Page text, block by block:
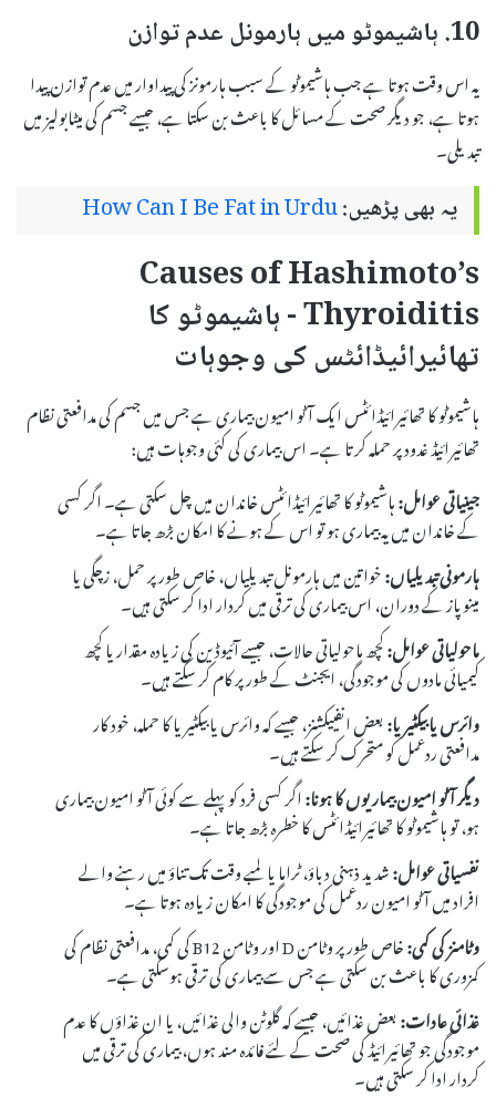
10. ہاشیموٹو میں ہارمونل عدم توازن
یہ اس وقت ہوتا ہے جب ہاشیموٹو کے سبب ہارمونز کی پیداوار میں عدم توازن پیدا
ہوتا ہے، جو دیگر صحت کے مسائل کا باعث بن سکتا ہے، جیسے جسم کی میٹابولیز میں
تبدیلی۔
یہ بھی پڑھیں:How Can I Be Fat in Urdu
Causes of Hashimoto’s
Thyroiditis - ہاشیموٹو کا
تھائیرائیڈائٹس کی وجوہات
ہاشیموٹو کا تھائیرائیڈائٹس ایک آٹو امیون بیماری ہے جس میں جسم کی مدافعتی نظام
تھائیرائیڈ غدود پر حملہ کرتا ہے۔ اس بیماری کی کئی وجوہات ہیں:
جینیاتی عوامل:ہاشیموٹو کا تھائیرائیڈائٹس خاندان میں چل سکتی ہے۔ اگر کسی
کے خاندان میں یہ بیماری ہو تو اس کے ہونے کا امکان بڑھ جاتا ہے۔
ہارمونی تبدیلیاں:خواتین میں ہارمونل تبدیلیاں، خاص طور پر حمل، زچگی یا
مینوپاز کے دوران، اس بیماری کی ترقی میں کردار ادا کر سکتی ہیں۔
ماحولیاتی عوامل:کچھ ماحولیاتی حالات، جیسے آئیوڈین کی زیادہ مقدار یا کچھ
کیمیائی مادوں کی موجودگی، ایجنٹ کے طور پر کام کر سکتے ہیں۔
وائرس یا بیکٹیریا:بعض انفییکشنز، جیسے کہ وائرس یا بیکٹیریا کا حملہ، خود کار
مدافعتی ردعمل کو متحرک کر سکتے ہیں۔
دیگر آٹو امیون بیماریوں کا ہونا:اگر کسی فرد کو پہلے سے کوئی آٹو امیون بیماری
ہو، تو ہاشیموٹو کا تھائیرائیڈائٹس کا خطرہ بڑھ جاتا ہے۔
نفسیاتی عوامل:شدید ذہنی دباؤ، ٹراما یا لمبے وقت تک تناؤ میں رہنے والے
افراد میں آٹو امیون ردعمل کی موجودگی کا امکان زیادہ ہوتا ہے۔
وٹامنز کی کمی:
خاص طور پر وٹامن D اور وٹامن B12 کی کمی، مدافعتی نظام کی
کمزوری کا باعث بن سکتی ہے جس سے بیماری کی ترقی ہوسکتی ہے۔
غذائی عادات:بعض غذائیں، جیسے کہ گلوٹن والی غذائیں، یا ان غذاؤں کا عدم
موجودگی جو تھائیرائیڈ کی صحت کے لئے فائدہ مند ہوں، بیماری کی ترقی میں
کردار ادا کر سکتی ہیں۔